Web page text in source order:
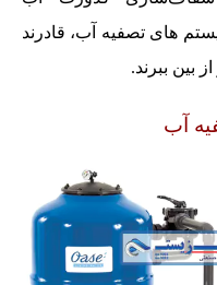
های تصفیه آب، قادرند
بین ببرند.
آب